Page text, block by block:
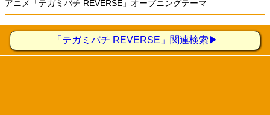
アニメ「テガミバチ REVERSE」オープニングテーマ
「テガミバチ REVERSE」関連検索▶